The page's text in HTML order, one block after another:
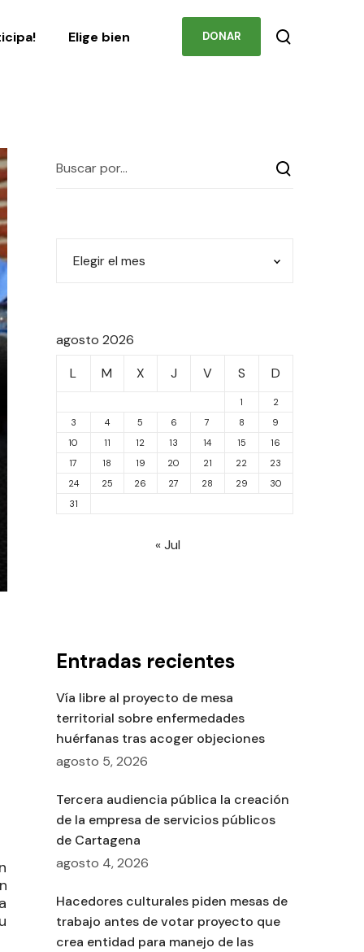
Elige bien DONAR
agosto 2026
L
M X J V S D
1
2
3
4 5 6 7 8
9
10
11 12 13 14 15
16
17
18 19 20 21 22
23
24
25 26 27 28 29
30
31
« Jul
Entradas recientes
Vía libre al proyecto de mesa
territorial sobre enfermedades
huérfanas tras acoger objeciones
agosto 5, 2026
Tercera audiencia pública la creación
de la empresa de servicios públicos
de Cartagena
agosto 4, 2026
Hacedores culturales piden mesas de
trabajo antes de votar proyecto que
crea entidad para manejo de las